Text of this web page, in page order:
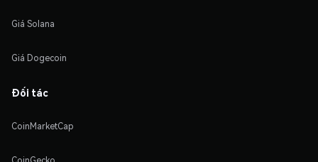
Giá Solana
Giá Dogecoin
Đối tác
CoinMarketCap